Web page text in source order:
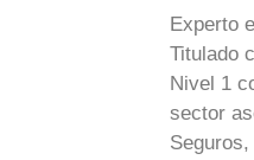
Experto
Titulado
Nivel 1
sector